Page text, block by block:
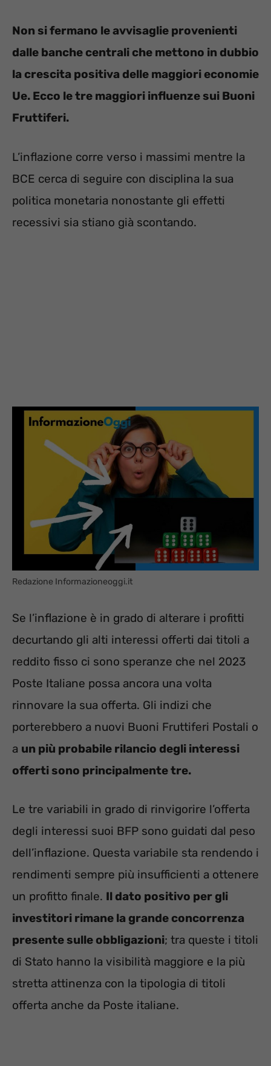
Non si fermano le avvisaglie provenienti
dalle banche centrali che mettono in dubbio
la crescita positiva delle maggiori economie
Ue. Ecco le tre maggiori influenze sui Buoni
Fruttiferi.
L’inflazione corre verso i massimi mentre la
BCE cerca di seguire con disciplina la sua
politica monetaria nonostante gli effetti
recessivi sia stiano già scontando.
Redazione Informazioneoggi.it
Se l’inflazione è in grado di alterare i profitti
decurtando gli alti interessi offerti dai titoli a
reddito fisso ci sono speranze che nel 2023
Poste Italiane possa ancora una volta
rinnovare la sua offerta. Gli indizi che
porterebbero a nuovi Buoni Fruttiferi Postali o
a un più probabile rilancio degli interessi
offerti sono principalmente tre.
Le tre variabili in grado di rinvigorire l’offerta
degli interessi suoi BFP sono guidati dal peso
dell’inflazione. Questa variabile sta rendendo i
rendimenti sempre più insufficienti a ottenere
un profitto finale. Il dato positivo per gli
investitori rimane la grande concorrenza
presente sulle obbligazioni; tra queste i titoli
di Stato hanno la visibilità maggiore e la più
stretta attinenza con la tipologia di titoli
offerta anche da Poste italiane.